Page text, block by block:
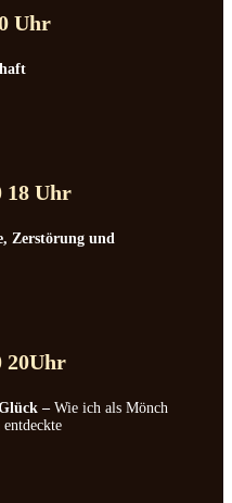
Uhr
18 Uhr
Zerstörung und
20Uhr
– Wie ich als Mönch